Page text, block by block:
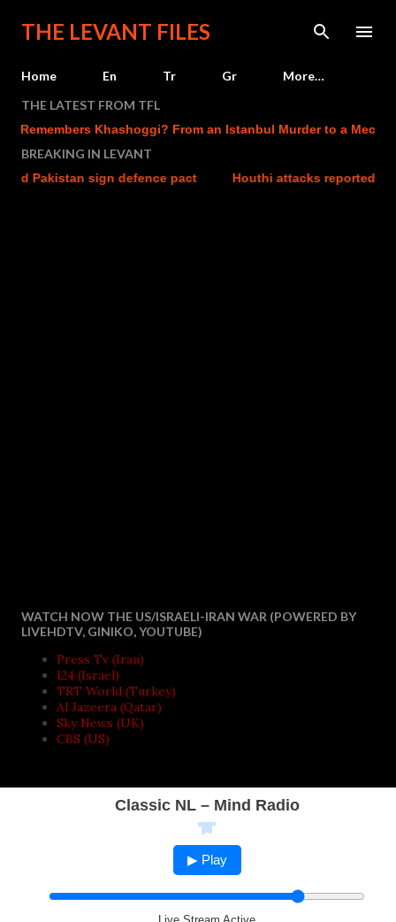
Skip to main content
THE LEVANT FILES
Home En Tr Gr
More…
THE LATEST FROM TFL
Khashoggi? From an Istanbul Murder to a Mecca
BREAKING IN LEVANT
sign defence pact Houthi attacks reportedly kill at
WATCH NOW THE US/ISRAELI-IRAN WAR (POWERED BY
LIVEHDTV, GINIKO, YOUTUBE)
Press Tv (Iran)
I24 (Israel)
TRT World (Turkey)
Al Jazeera (Qatar)
Sky News (UK)
CBS (US)
Classic NL – Mind Radio
▶ Play